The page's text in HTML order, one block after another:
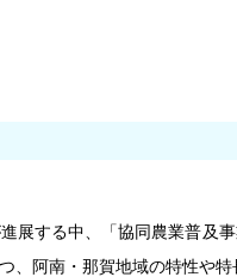
する中、「協同農業普及
阿南・那賀地域の特性や